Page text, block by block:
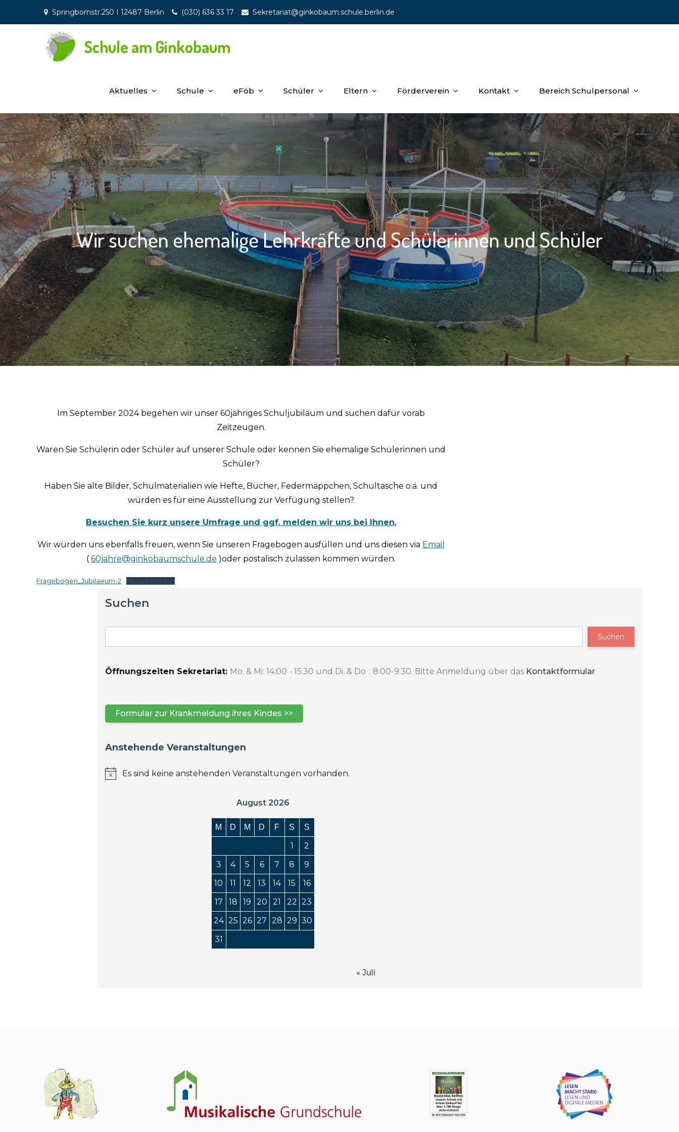
Springbornstr.250 I 12487 Berlin (030) 636 33 17 Sekretariat@ginkobaum.schule.berlin.de
Schule am Ginkobaum
Aktuelles Schule eFöb Schüler Eltern Förderverein Kontakt Bereich Schulpersonal
Wir suchen ehemalige Lehrkräfte und Schülerinnen und Schüler
Im September 2024 begehen wir unser 60jähriges Schuljubiläum und suchen dafür vorab
Zeitzeugen.
Waren Sie Schülerin oder Schüler auf unserer Schule oder kennen Sie ehemalige Schülerinnen und
Schüler?
Haben Sie alte Bilder, Schulmaterialien wie Hefte, Bücher, Federmäppchen, Schultasche o.ä. und
würden es für eine Ausstellung zur Verfügung stellen?
Besuchen Sie kurz unsere Umfrage und ggf. melden wir uns bei Ihnen.
Wir würden uns ebenfalls freuen, wenn Sie unseren Fragebogen ausfüllen und uns diesen via Email
( 60jahre@ginkobaumschule.de )oder postalisch zulassen kommen würden.
Fragebogen_Jubilaeum-2 Herunterladen
Suchen
Suchen
Öffnungszeiten Sekretariat: Mo. & Mi: 14:00 - 15:30 und Di. & Do. : 8:00-9:30. Bitte Anmeldung über das Kontaktformular
Formular zur Krankmeldung ihres Kindes >>
Anstehende Veranstaltungen
Es sind keine anstehenden Veranstaltungen vorhanden.
August 2026
M D M D F S S
1
2
3
4 5 6 7 8
9
10
11 12 13 14 15
16
17
18 19 20 21 22 23
24 25 26 27 28 29 30
31
« Juli